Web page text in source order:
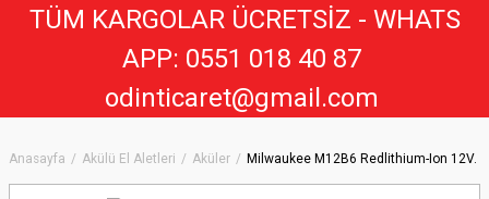
Anasayfa Akülü El Aletleri Aküler Milwaukee M12B6 Redlithium-Ion 12V.
TÜM KARGOLAR ÜCRETSİZ - WHATS
APP: 0551 018 40 87
odinticaret@gmail.com